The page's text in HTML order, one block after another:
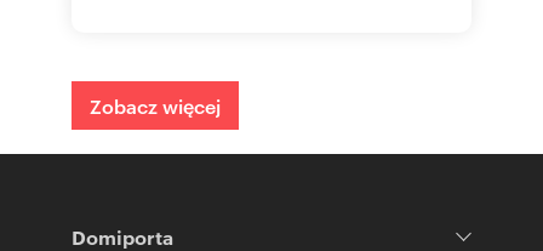
Zobacz więcej
Domiporta